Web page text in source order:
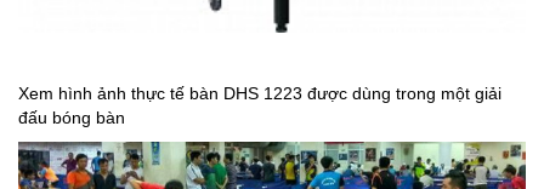
Xem hình ảnh thực tế bàn DHS 1223 được dùng trong một giải
đấu bóng bàn